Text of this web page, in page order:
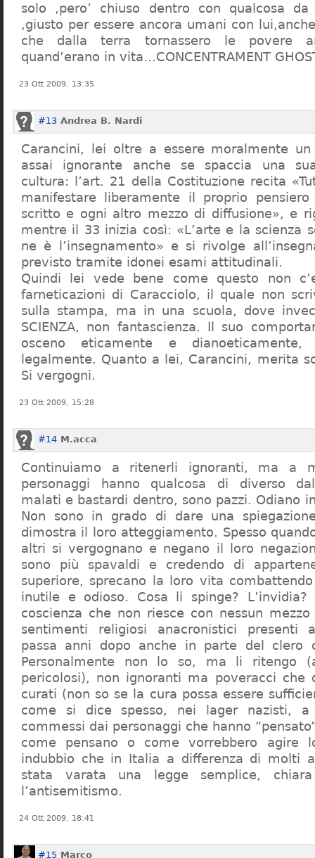
solo ,pero’ chiuso dentro con qualcosa
,giusto per essere ancora umani con
che dalla terra tornassero le povere
quand’erano in vita…CONCENTRAMENT
23 Ott 2009, 13:35
#13 Andrea B. Nardi
Carancini, lei oltre a essere moralmente
assai ignorante anche se spaccia una
cultura: l’art. 21 della Costituzione recita
manifestare liberamente il proprio
scritto e ogni altro mezzo di diffusione», e
mentre il 33 inizia così: «L’arte e la scienza
ne è l’insegnamento» e si rivolge
previsto tramite idonei esami attitudinali.
Quindi lei vede bene come questo non
farneticazioni di Caracciolo, il quale non
sulla stampa, ma in una scuola, dove
SCIENZA, non fantascienza. Il suo
osceno eticamente e dianoeticamente,
legalmente. Quanto a lei, Carancini, merita
Si vergogni.
23 Ott 2009, 15:28
#14 M.acca
Continuiamo a ritenerli ignoranti, ma a
personaggi hanno qualcosa di diverso
malati e bastardi dentro, sono pazzi. Odiano
Non sono in grado di dare una
dimostra il loro atteggiamento. Spesso
altri si vergognano e negano il loro
sono più spavaldi e credendo di
superiore, sprecano la loro vita
inutile e odioso. Cosa li spinge?
coscienza che non riesce con nessun
sentimenti religiosi anacronistici presenti
passa anni dopo anche in parte del clero
Personalmente non lo so, ma li ritengo
pericolosi), non ignoranti ma poveracci che
curati (non so se la cura possa essere
come si dice spesso, nei lager nazisti,
commessi dai personaggi che hanno
come pensano o come vorrebbero agire
indubbio che in Italia a differenza di molti
stata varata una legge semplice,
l’antisemitismo.
24 Ott 2009, 18:41
#15 Marco